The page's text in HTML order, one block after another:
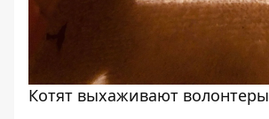
Котят выхаживают волонтеры